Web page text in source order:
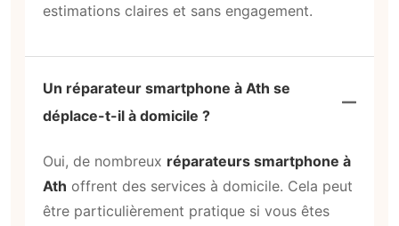
estimations claires et sans engagement.
Un réparateur smartphone à Ath se
déplace-t-il à domicile ?
Oui, de nombreux réparateurs smartphone à
Ath offrent des services à domicile. Cela peut
être particulièrement pratique si vous êtes